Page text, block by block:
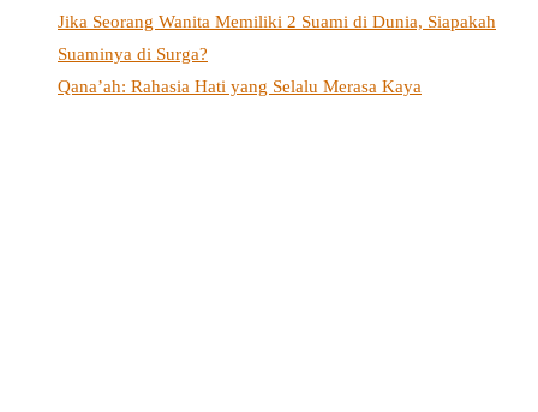
Jika Seorang Wanita Memiliki 2 Suami di Dunia, Siapakah
Suaminya di Surga?
Qana’ah: Rahasia Hati yang Selalu Merasa Kaya